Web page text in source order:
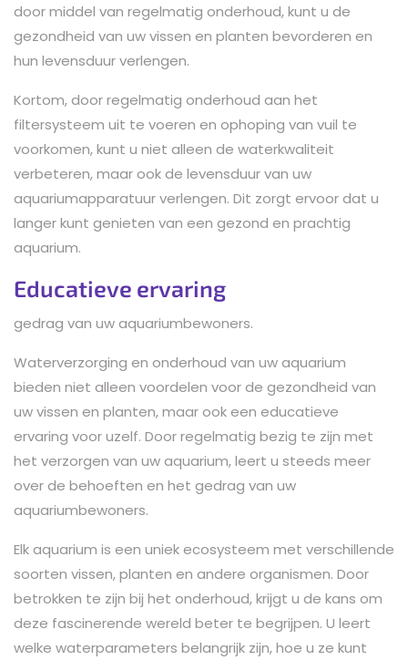
door middel van regelmatig onderhoud, kunt u de
gezondheid van uw vissen en planten bevorderen en
hun levensduur verlengen.
Kortom, door regelmatig onderhoud aan het
filtersysteem uit te voeren en ophoping van vuil te
voorkomen, kunt u niet alleen de waterkwaliteit
verbeteren, maar ook de levensduur van uw
aquariumapparatuur verlengen. Dit zorgt ervoor dat u
langer kunt genieten van een gezond en prachtig
aquarium.
Educatieve ervaring
gedrag van uw aquariumbewoners.
Waterverzorging en onderhoud van uw aquarium
bieden niet alleen voordelen voor de gezondheid van
uw vissen en planten, maar ook een educatieve
ervaring voor uzelf. Door regelmatig bezig te zijn met
het verzorgen van uw aquarium, leert u steeds meer
over de behoeften en het gedrag van uw
aquariumbewoners.
Elk aquarium is een uniek ecosysteem met verschillende
soorten vissen, planten en andere organismen. Door
betrokken te zijn bij het onderhoud, krijgt u de kans om
deze fascinerende wereld beter te begrijpen. U leert
welke waterparameters belangrijk zijn, hoe u ze kunt